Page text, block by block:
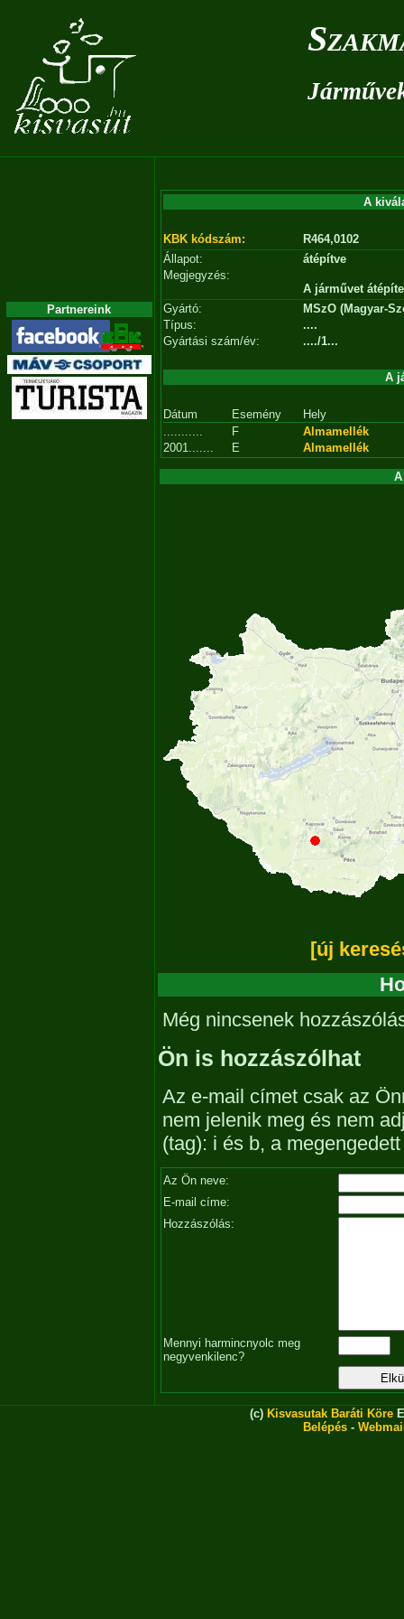
Partnereink
A
KBK kódszám:
R464,0102
Állapot:
átépítve
Megjegyzés:
A járművet
Gyártó:
MSzO (Magyar-
Típus:
....
Gyártási szám/év:
..../1...
A
Dátum Esemény
Hely
...........
F
Almamellék
2001.......
E Almamellék
[új
Még nincsenek
Ön is hozzászólhat
Az e-mail címet csak az
nem jelenik meg és nem
(tag): i és b, a
Az Ön neve:
E-mail címe:
Hozzászólás:
Mennyi harmincnyolc meg
negyvenkilenc?
(c) Kisvasutak Baráti Köre
Belépés -